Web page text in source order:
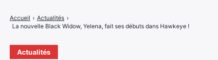
Actualités
Accueil › Actualités ›
La nouvelle Black Widow, Yelena, fait ses débuts dans Hawkeye !